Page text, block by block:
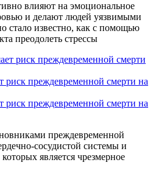
влияют на эмоциональное
и делают людей уязвимыми
стало известно, как с помощью
преодолеть стрессы
риск преждевременной смерти на
риск преждевременной смерти на
преждевременной
сосудистой системы и
является чрезмерное